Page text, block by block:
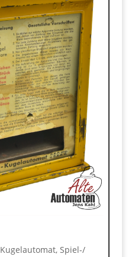
Kugelautomat, Spiel-/